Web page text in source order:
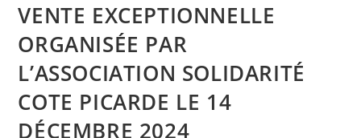
VENTE EXCEPTIONNELLE
ORGANISÉE PAR
L’ASSOCIATION SOLIDARITÉ
COTE PICARDE LE 14
DÉCEMBRE 2024